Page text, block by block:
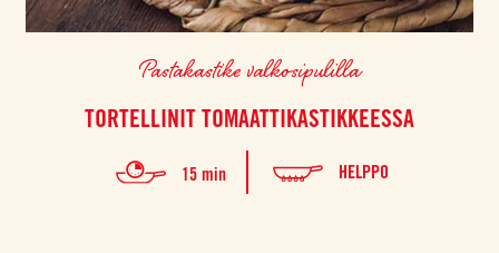
Pastakastike valkosipulilla
TORTELLINIT TOMAATTIKASTIKKEESSA
15 min HELPPO